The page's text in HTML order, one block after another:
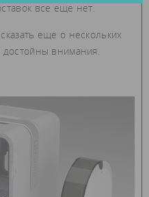
все еще нет.
еще о нескольких
внимания.